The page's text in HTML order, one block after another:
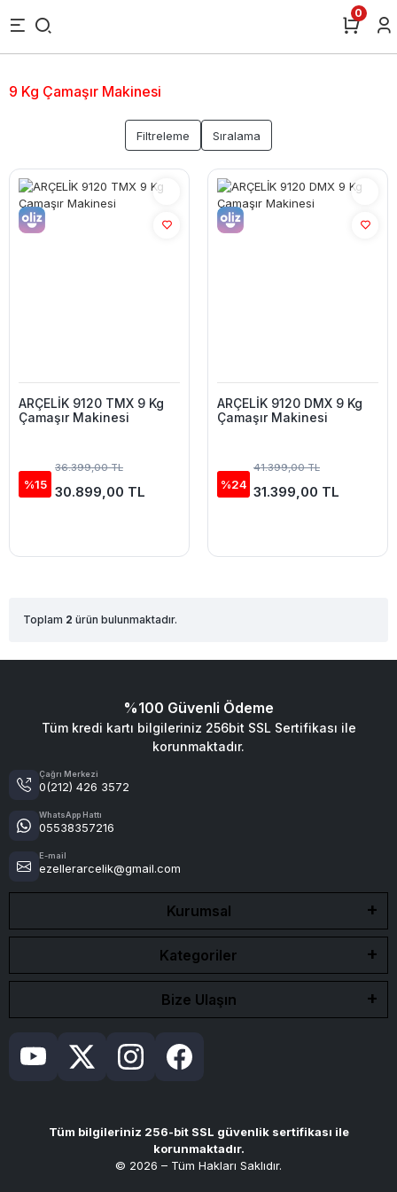
0
9 Kg Çamaşır Makinesi
Filtreleme Sıralama
ARÇELİK 9120 TMX 9 Kg
Çamaşır Makinesi
%15
36.399,00 TL
30.899,00 TL
ARÇELİK 9120 DMX 9 Kg
Çamaşır Makinesi
%24
41.399,00 TL
31.399,00 TL
Toplam 2 ürün bulunmaktadır.
%100 Güvenli Ödeme
Tüm kredi kartı bilgileriniz 256bit SSL Sertifikası ile
korunmaktadır.
Çağrı Merkezi
0(212) 426 3572
WhatsApp Hattı
05538357216
E-mail
ezellerarcelik@gmail.com
Kurumsal
Kategoriler
Bize Ulaşın
Tüm bilgileriniz 256-bit SSL güvenlik sertifikası ile
korunmaktadır.
© 2026 – Tüm Hakları Saklıdır.